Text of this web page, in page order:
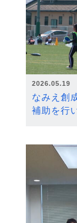
2026.05.19
なみえ創
補助を行